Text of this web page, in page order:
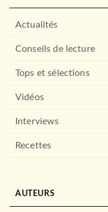
Un tourbillon de
LE LIVRE DE POCHE
Actualités
Conseils de lecture
Tops et sélections
Vidéos
Interviews
Recettes
AUTEURS